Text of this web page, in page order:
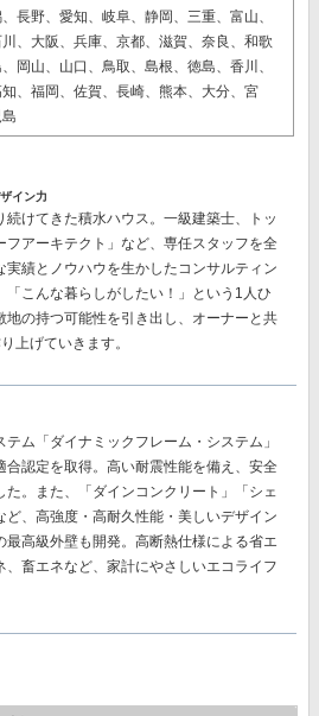
長野、愛知、岐阜、静岡、三重、富山、
、大阪、兵庫、京都、滋賀、奈良、和歌
岡山、山口、鳥取、島根、徳島、香川、
、福岡、佐賀、長崎、熊本、大分、宮
イン力
続けてきた積水ハウス。一級建築士、トッ
フアーキテクト」 など、専任スタッフを全
実績とノウハウを生かしたコンサルティン
「こんな暮らしがしたい！」という1人ひ
地の持つ可能性を引き出し、オーナーと共
上げていきます。
テム 「ダイナミックフレーム・システム」
合認定を取得。高い耐震性能を備え、安全
。また、
「ダインコンクリート」「シェ
ど、高強度・高耐久性能・美しいデザイン
高級外壁も開発。高断熱仕様による省エ
、畜エネなど、家計にやさしいエコライフ